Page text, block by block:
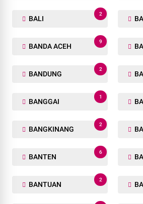
BALI
2
BANDA ACEH
9
BANDUNG
2
BANGGAI
1
BANGKINANG
2
BANTEN
6
BANTUAN
2